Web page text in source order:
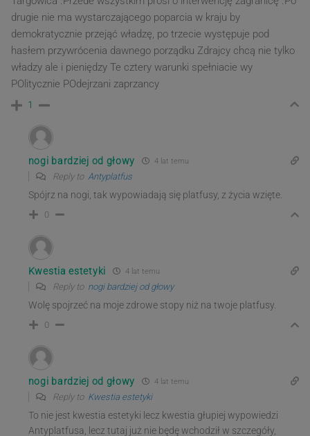
drugie nie ma wystarczającego poparcia w kraju by
demokratycznie przejąć władzę, po trzecie występuje pod
hasłem przywrócenia dawnego porządku Zdrajcy chcą nie tylko
władzy ale i pieniędzy Te cztery warunki spełniacie wy
POlitycznie POdejrzani zaprzancy
1
nogi bardziej od głowy 4 lat temu
Reply to Antyplatfus
Spójrz na nogi, tak wypowiadają się platfusy, z życia wzięte.
0
Kwestia estetyki 4 lat temu
Reply to nogi bardziej od głowy
Wolę spojrzeć na moje zdrowe stopy niż na twoje platfusy.
0
nogi bardziej od głowy 4 lat temu
Reply to Kwestia estetyki
To nie jest kwestia estetyki lecz kwestia głupiej wypowiedzi
Antyplatfusa, lecz tutaj już nie będę wchodził w szczegóły,